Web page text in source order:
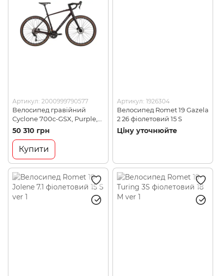
Артикул: 2000999790577
Велосипед гравійний
Cyclone 700c-GSX, Purple,
54 (CLN 24-001)
50 310 грн
Купити
Артикул: 1926304
Велосипед Romet 19 Gazela
2 26 фіолетовий 15 S
Ціну уточнюйте